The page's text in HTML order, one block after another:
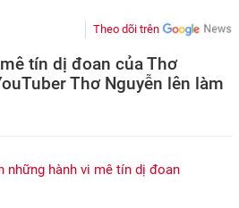
Theo dõi trên
tín dị đoan của Thơ
Thơ Nguyễn lên làm
những hành vi mê tín dị đoan